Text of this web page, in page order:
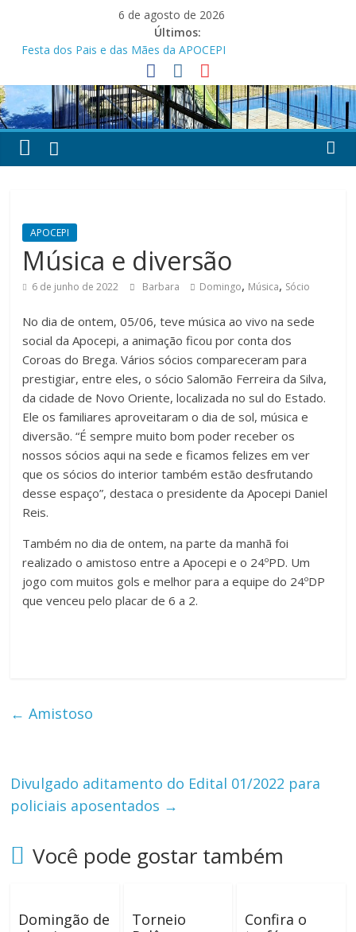
6 de agosto de 2026
Últimos:
Festa dos Pais e das Mães da APOCEPI
APOCEPI conquista a primeira vitória no Campeonato 50tão!
Parabéns!
Felicidades!
APOCEPI investe em melhorias na estrutura do Clube Social
APOCEPI
Música e diversão
6 de junho de 2022 Barbara Domingo, Música, Sócio
No dia de ontem, 05/06, teve música ao vivo na sede
social da Apocepi, a animação ficou por conta dos
Coroas do Brega. Vários sócios compareceram para
prestigiar, entre eles, o sócio Salomão Ferreira da Silva,
da cidade de Novo Oriente, localizada no sul do Estado.
Ele os familiares aproveitaram o dia de sol, música e
diversão. “É sempre muito bom poder receber os
nossos sócios aqui na sede e ficamos felizes em ver
que os sócios do interior também estão desfrutando
desse espaço”, destaca o presidente da Apocepi Daniel
Reis.
Também no dia de ontem, na parte da manhã foi
realizado o amistoso entre a Apocepi e o 24ºPD. Um
jogo com muitos gols e melhor para a equipe do 24ºDP
que venceu pelo placar de 6 a 2.
← Amistoso
Divulgado aditamento do Edital 01/2022 para
policiais aposentados →
Você pode gostar também
Domingão de
Torneio
Confira o